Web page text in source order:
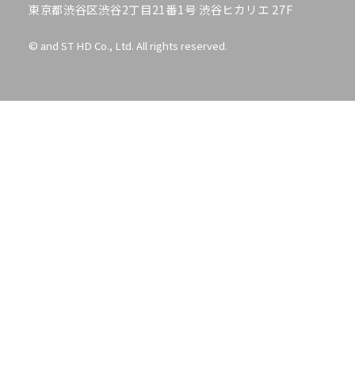
東京都渋谷区渋谷2丁目21番1号 渋谷ヒカリエ 27F
© and ST HD Co., Ltd. All rights reserved.